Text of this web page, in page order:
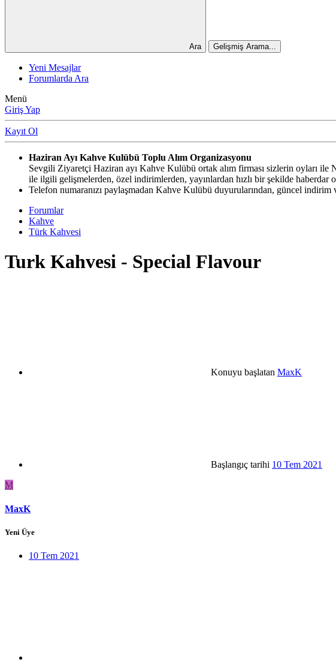
Ara Gelişmiş Arama...
Yeni Mesajlar
Forumlarda Ara
Menü
Giriş Yap
Kayıt Ol
Haziran Ayı Kahve Kulübü Toplu Alım Organizasyonu
Sevgili Ziyaretçi Haziran ayı Kahve Kulübü ortak alım firması sizlerin oyları ile
ile ilgili gelişmelerden, özel indirimlerden, yayınlardan hızlı bir şekilde haberdar
Telefon numaranızı paylaşmadan Kahve Kulübü duyurularından, güncel
Forumlar
Kahve
Türk Kahvesi
Turk Kahvesi - Special Flavour
Konuyu başlatan MaxK
Başlangıç tarihi 10 Tem 2021
M
MaxK
Yeni Üye
10 Tem 2021